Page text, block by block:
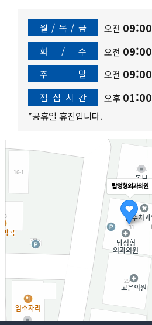
월 / 목 / 금 오전 09:00
화 / 수 오전 09:00
주 말 오전 09:00
점 심 시 간 오후 01:00
*공휴일 휴진입니다.
탑정형외과의원